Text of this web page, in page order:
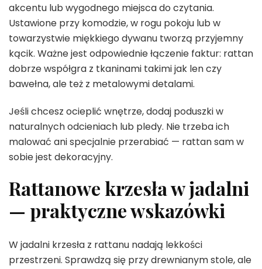
akcentu lub wygodnego miejsca do czytania.
Ustawione przy komodzie, w rogu pokoju lub w
towarzystwie miękkiego dywanu tworzą przyjemny
kącik. Ważne jest odpowiednie łączenie faktur: rattan
dobrze współgra z tkaninami takimi jak len czy
bawełna, ale też z metalowymi detalami.
Jeśli chcesz ocieplić wnętrze, dodaj poduszki w
naturalnych odcieniach lub pledy. Nie trzeba ich
malować ani specjalnie przerabiać — rattan sam w
sobie jest dekoracyjny.
Rattanowe krzesła w jadalni
— praktyczne wskazówki
W jadalni krzesła z rattanu nadają lekkości
przestrzeni. Sprawdzą się przy drewnianym stole, ale